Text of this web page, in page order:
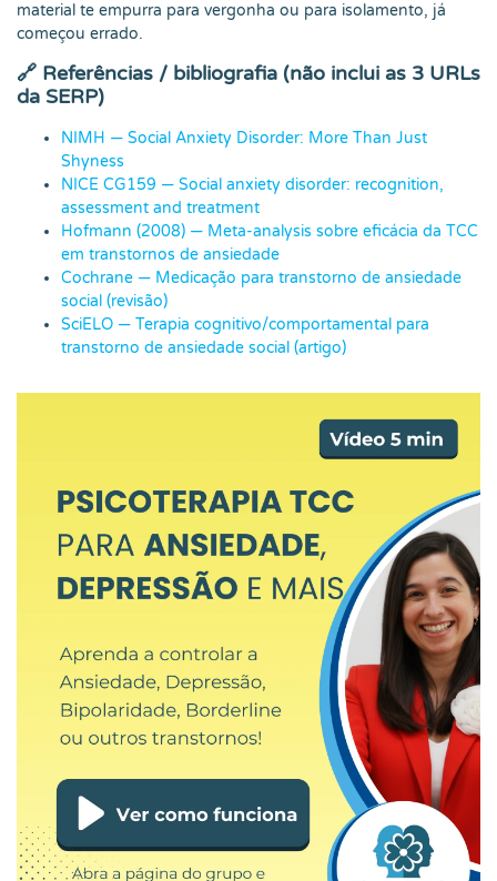
material te empurra para vergonha ou para isolamento, já
começou errado.
🔗 Referências / bibliografia (não inclui as 3 URLs
da SERP)
NIMH — Social Anxiety Disorder: More Than Just
Shyness
NICE CG159 — Social anxiety disorder: recognition,
assessment and treatment
Hofmann (2008) — Meta-analysis sobre eficácia da TCC
em transtornos de ansiedade
Cochrane — Medicação para transtorno de ansiedade
social (revisão)
SciELO — Terapia cognitivo/comportamental para
transtorno de ansiedade social (artigo)